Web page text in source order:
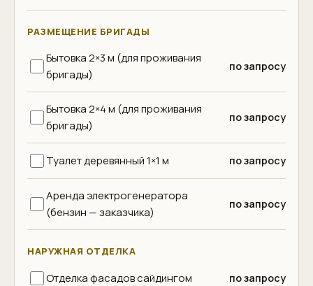
РАЗМЕЩЕНИЕ БРИГАДЫ
Бытовка 2×3 м (для проживания
бригады)
по запросу
Бытовка 2×4 м (для проживания
бригады)
по запросу
Туалет деревянный 1×1 м по запросу
Аренда электрогенератора
(бензин — заказчика)
по запросу
НАРУЖНАЯ ОТДЕЛКА
Отделка фасадов сайдингом по запросу